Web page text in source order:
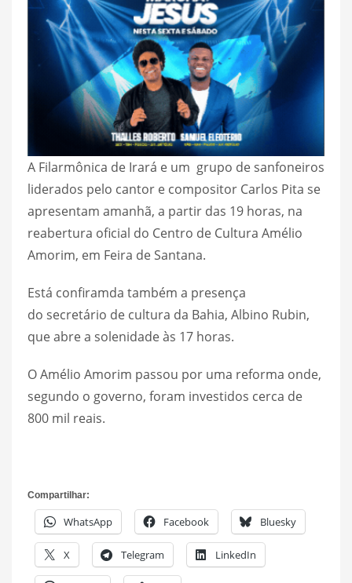
A Filarmônica de Irará e um grupo de sanfoneiros
liderados pelo cantor e compositor Carlos Pita se
apresentam amanhã, a partir das 19 horas, na
reabertura oficial do Centro de Cultura Amélio
Amorim, em Feira de Santana.
Está confiramda também a presença
do secretário de cultura da Bahia, Albino Rubin,
que abre a solenidade às 17 horas.
O Amélio Amorim passou por uma reforma onde,
segundo o governo, foram investidos cerca de
800 mil reais.
Compartilhar:
WhatsApp Facebook Bluesky
X Telegram LinkedIn